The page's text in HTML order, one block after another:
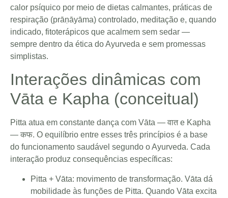
calor psíquico por meio de dietas calmantes, práticas de
respiração (prāṇāyāma) controlado, meditação e, quando
indicado, fitoterápicos que acalmem sem sedar —
sempre dentro da ética do Ayurveda e sem promessas
simplistas.
Interações dinâmicas com
Vāta e Kapha (conceitual)
Pitta atua em constante dança com Vāta — वात e Kapha
— कफ. O equilíbrio entre esses três princípios é a base
do funcionamento saudável segundo o Ayurveda. Cada
interação produz consequências específicas:
Pitta + Vāta: movimento de transformação. Vāta dá
mobilidade às funções de Pitta. Quando Vāta excita